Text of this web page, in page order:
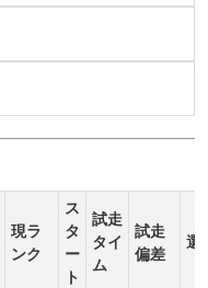
現ラ
ンク
ス
タ
ー
ト
試走
タイ
ム
試走
偏差
選